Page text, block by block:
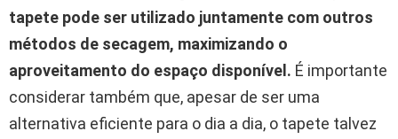
tapete pode ser utilizado juntamente com outros
métodos de secagem, maximizando o
aproveitamento do espaço disponível. É importante
considerar também que, apesar de ser uma
alternativa eficiente para o dia a dia, o tapete talvez